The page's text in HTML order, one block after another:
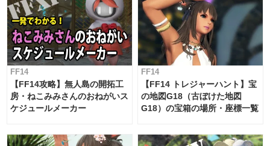
FF14
【FF14攻略】無人島の開拓工
房・ねこみみさんのおねがいス
ケジュールメーカー
FF14
【FF14 トレジャーハント】宝
の地図G18（古ぼけた地図
G18）の宝箱の場所・座標一覧